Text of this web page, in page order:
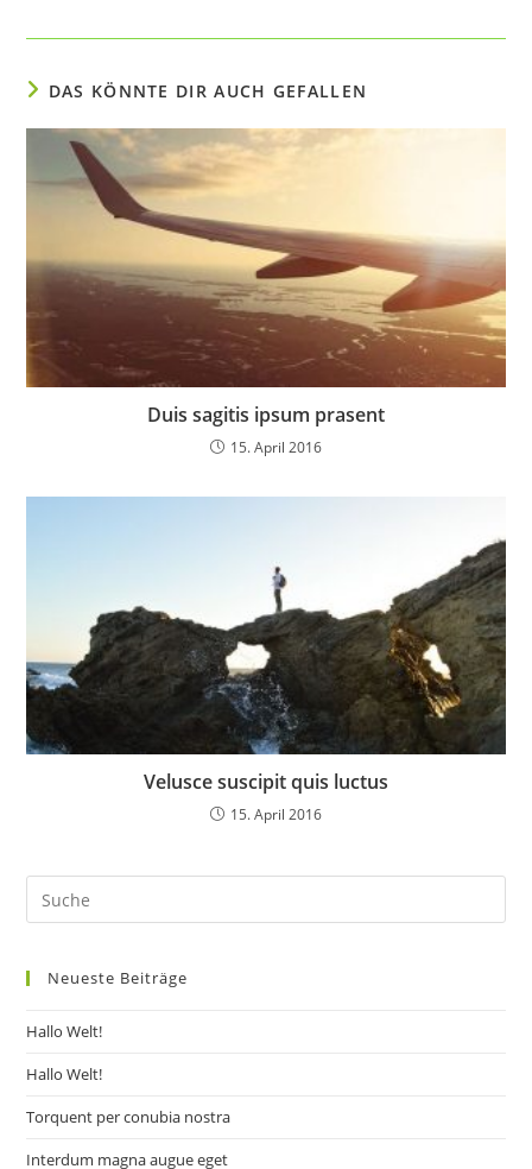
DAS KÖNNTE DIR AUCH GEFALLEN
Duis sagitis ipsum prasent
15. April 2016
Velusce suscipit quis luctus
15. April 2016
Neueste Beiträge
Hallo Welt!
Hallo Welt!
Torquent per conubia nostra
Interdum magna augue eget